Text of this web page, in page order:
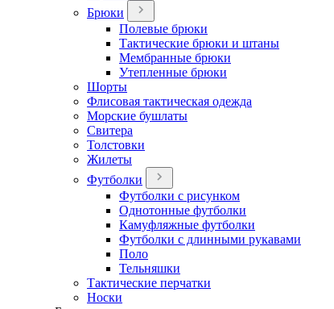
Брюки
Полевые брюки
Тактические брюки и штаны
Мембранные брюки
Утепленные брюки
Шорты
Флисовая тактическая одежда
Морские бушлаты
Свитера
Толстовки
Жилеты
Футболки
Футболки с рисунком
Однотонные футболки
Камуфляжные футболки
Футболки с длинными рукавами
Поло
Тельняшки
Тактические перчатки
Носки